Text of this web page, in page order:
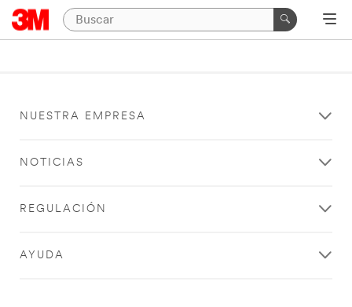
NUESTRA EMPRESA
NOTICIAS
REGULACIÓN
AYUDA